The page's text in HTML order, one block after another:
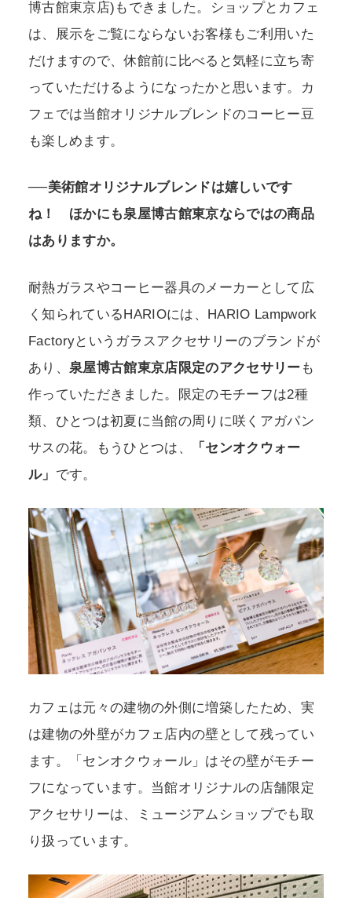
博古館東京店)もできました。ショップとカフェ
は、展示をご覧にならないお客様もご利用いた
だけますので、休館前に比べると気軽に立ち寄
っていただけるようになったかと思います。カ
フェでは当館オリジナルブレンドのコーヒー豆
も楽しめます。
──美術館オリジナルブレンドは嬉しいです
ね！ ほかにも泉屋博古館東京ならではの商品
はありますか。
耐熱ガラスやコーヒー器具のメーカーとして広
く知られているHARIOには、HARIO Lampwork
Factoryというガラスアクセサリーのブランドが
あり、 泉屋博古館東京店限定のアクセサリー も
作っていただきました。限定のモチーフは2種
類、ひとつは初夏に当館の周りに咲くアガパン
サスの花。もうひとつは、
「センオクウォー
ル」 です。
カフェは元々の建物の外側に増築したため、実
は建物の外壁がカフェ店内の壁として残ってい
ます。「センオクウォール」はその壁がモチー
フになっています。当館オリジナルの店舗限定
アクセサリーは、ミュージアムショップでも取
り扱っています。